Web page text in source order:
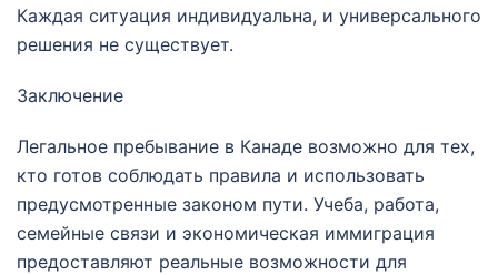
Каждая ситуация индивидуальна, и универсального
решения не существует.
Заключение
Легальное пребывание в Канаде возможно для тех,
кто готов соблюдать правила и использовать
предусмотренные законом пути. Учеба, работа,
семейные связи и экономическая иммиграция
предоставляют реальные возможности для